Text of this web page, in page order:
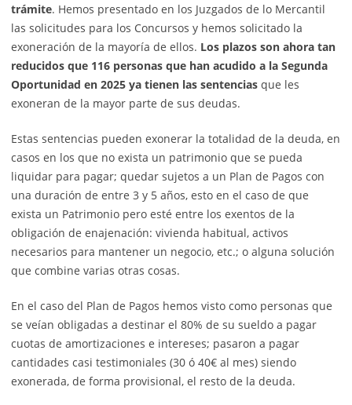
trámite. Hemos presentado en los Juzgados de lo Mercantil
las solicitudes para los Concursos y hemos solicitado la
exoneración de la mayoría de ellos. Los plazos son ahora tan
reducidos que 116 personas que han acudido a la Segunda
Oportunidad en 2025 ya tienen las sentencias que les
exoneran de la mayor parte de sus deudas.
Estas sentencias pueden exonerar la totalidad de la deuda, en
casos en los que no exista un patrimonio que se pueda
liquidar para pagar; quedar sujetos a un Plan de Pagos con
una duración de entre 3 y 5 años, esto en el caso de que
exista un Patrimonio pero esté entre los exentos de la
obligación de enajenación: vivienda habitual, activos
necesarios para mantener un negocio, etc.; o alguna solución
que combine varias otras cosas.
En el caso del Plan de Pagos hemos visto como personas que
se veían obligadas a destinar el 80% de su sueldo a pagar
cuotas de amortizaciones e intereses; pasaron a pagar
cantidades casi testimoniales (30 ó 40€ al mes) siendo
exonerada, de forma provisional, el resto de la deuda.